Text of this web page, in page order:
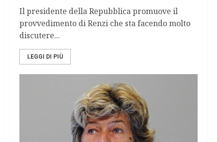
Il presidente della Repubblica promuove il
provvedimento di Renzi che sta facendo molto
discutere...
LEGGI DI PIÙ